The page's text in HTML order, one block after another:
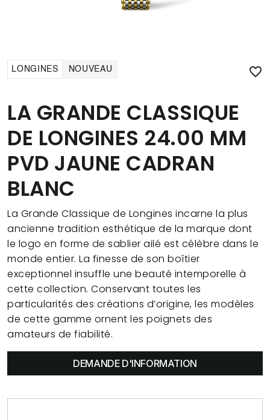
LONGINES NOUVEAU 
LA GRANDE CLASSIQUE
DE LONGINES 24.00 MM
PVD JAUNE CADRAN
BLANC
La Grande Classique de Longines incarne la plus
ancienne tradition esthétique de la marque dont
le logo en forme de sablier ailé est célèbre dans le
monde entier. La finesse de son boîtier
exceptionnel insuffle une beauté intemporelle à
cette collection. Conservant toutes les
particularités des créations d’origine, les modèles
de cette gamme ornent les poignets des
amateurs de fiabilité.
DEMANDE D'INFORMATION